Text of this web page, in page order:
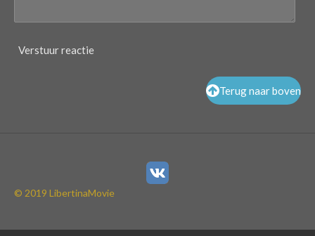
Verstuur reactie
Terug naar boven
© 2019 LibertinaMovie